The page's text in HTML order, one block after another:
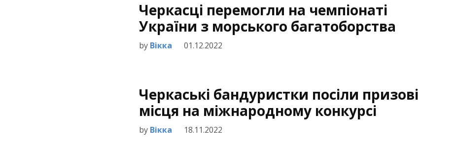
Черкасці перемогли на чемпіонаті
України з морського багатоборства
by Вікка 01.12.2022
Черкаські бандуристки посіли призові
місця на міжнародному конкурсі
by Вікка 18.11.2022